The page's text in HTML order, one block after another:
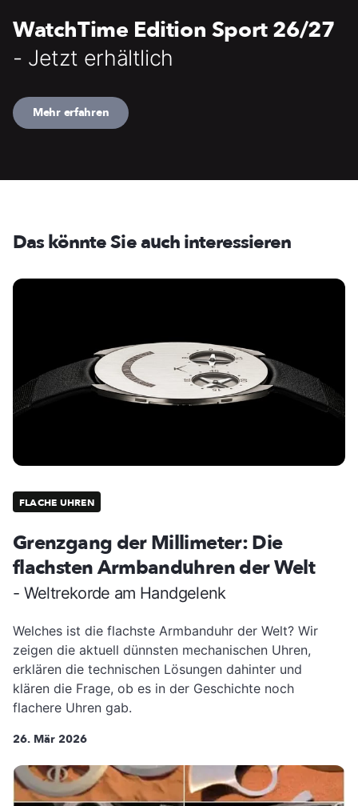
WatchTime Edition Sport 26/27
- Jetzt erhältlich
Mehr erfahren
Das könnte Sie auch interessieren
FLACHE UHREN
Grenzgang der Millimeter: Die
flachsten Armbanduhren der Welt
- Weltrekorde am Handgelenk
Welches ist die flachste Armbanduhr der Welt? Wir
zeigen die aktuell dünnsten mechanischen Uhren,
erklären die technischen Lösungen dahinter und
klären die Frage, ob es in der Geschichte noch
flachere Uhren gab.
26. Mär 2026